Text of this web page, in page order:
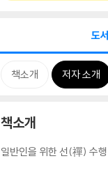
도
책소개 저자 소개
책소개
일반인을 위한 선(禪) 수